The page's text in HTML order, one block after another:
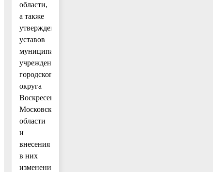
области,
а также
утверждения
уставов
муниципальных
учреждений
городского
округа
Воскресенск
Московской
области
и
внесения
в них
изменений»,